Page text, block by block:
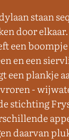
staan
door
een
en een
een plankje
-
stichting
daarvan